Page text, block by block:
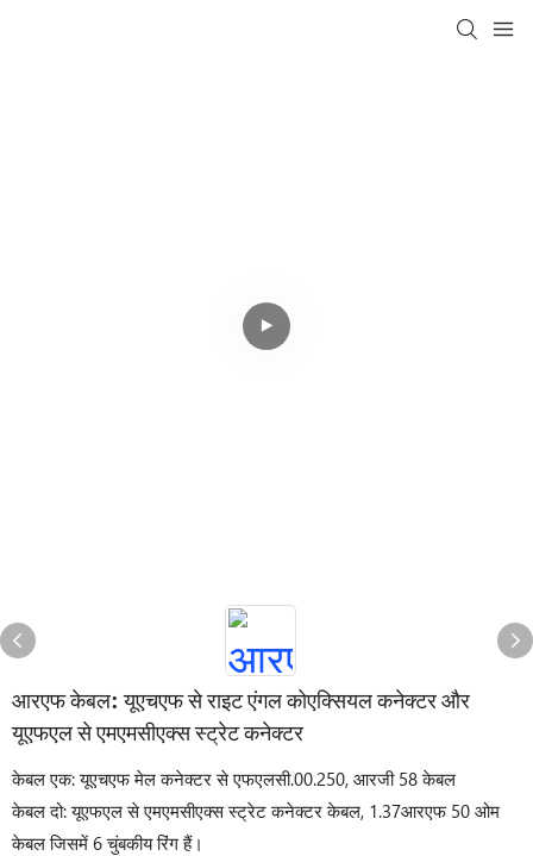
आरएफ केबल: यूएचएफ से राइट एंगल कोएक्सियल कनेक्टर और
यूएफएल से एमएमसीएक्स स्ट्रेट कनेक्टर
केबल एक: यूएचएफ मेल कनेक्टर से एफएलसी.00.250, आरजी 58 केबल
केबल दो: यूएफएल से एमएमसीएक्स स्ट्रेट कनेक्टर केबल, 1.37आरएफ 50 ओम
केबल जिसमें 6 चुंबकीय रिंग हैं।